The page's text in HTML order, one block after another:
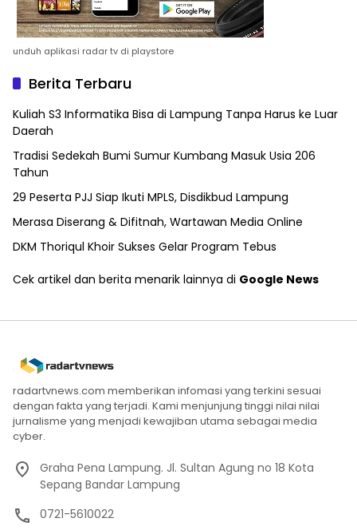
unduh aplikasi radar tv di playstore
Berita Terbaru
Kuliah S3 Informatika Bisa di Lampung Tanpa Harus ke Luar
Daerah
Tradisi Sedekah Bumi Sumur Kumbang Masuk Usia 206
Tahun
29 Peserta PJJ Siap Ikuti MPLS, Disdikbud Lampung
Merasa Diserang & Difitnah, Wartawan Media Online
DKM Thoriqul Khoir Sukses Gelar Program Tebus
Cek artikel dan berita menarik lainnya di Google News
radartvnews.com memberikan infomasi yang terkini sesuai
dengan fakta yang terjadi. Kami menjunjung tinggi nilai nilai
jurnalisme yang menjadi kewajiban utama sebagai media
cyber.
Graha Pena Lampung. Jl. Sultan Agung no 18 Kota
Sepang Bandar Lampung
0721-5610022